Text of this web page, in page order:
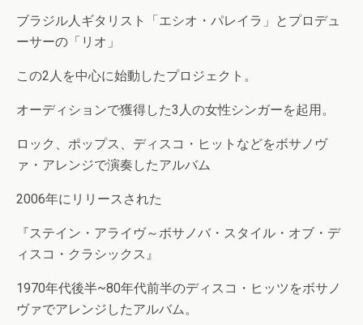
ブラジル人ギタリスト「エシオ・パレイラ」とプロデュ
ーサーの「リオ」
この2人を中心に始動したプロジェクト。
オーディションで獲得した3人の女性シンガーを起用。
ロック、ポップス、ディスコ・ヒットなどをボサノヴ
ァ・アレンジで演奏したアルバム
2006年にリリースされた
『ステイン・アライヴ～ボサノバ・スタイル・オブ・デ
ィスコ・クラシックス』
1970年代後半~80年代前半のディスコ・ヒッツをボサノ
ヴァでアレンジしたアルバム。